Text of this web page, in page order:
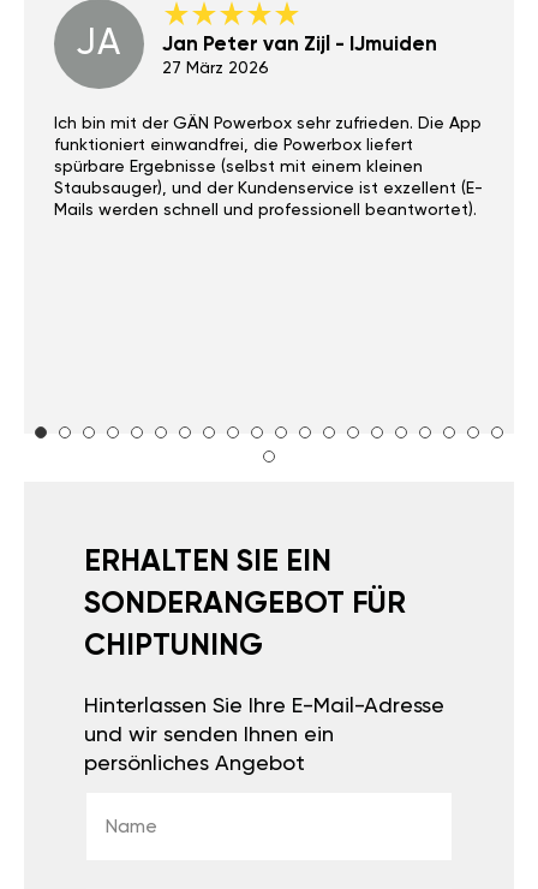
JA Jan Peter van Zijl - IJmuiden
27 März 2026
Ich bin mit der GÄN Powerbox sehr zufrieden. Die App
funktioniert einwandfrei, die Powerbox liefert
spürbare Ergebnisse (selbst mit einem kleinen
Staubsauger), und der Kundenservice ist exzellent (E-
Mails werden schnell und professionell beantwortet).
ERHALTEN SIE EIN
SONDERANGEBOT FÜR
CHIPTUNING
Hinterlassen Sie Ihre E-Mail-Adresse
und wir senden Ihnen ein
persönliches Angebot